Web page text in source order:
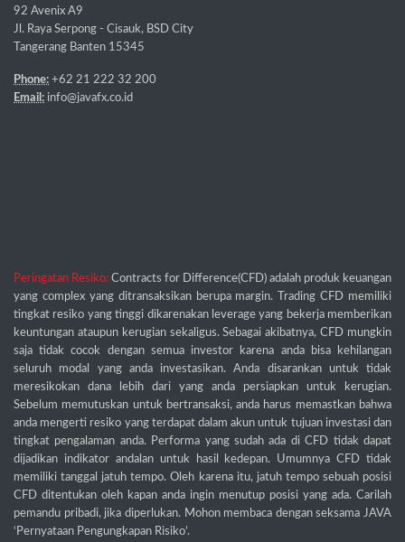
92 Avenix A9
Jl. Raya Serpong - Cisauk, BSD City
Tangerang Banten 15345
Phone: +62 21 222 32 200
Email: info@javafx.co.id
Peringatan Resiko: Contracts for Difference(CFD) adalah produk keuangan
yang complex yang ditransaksikan berupa margin. Trading CFD memiliki
tingkat resiko yang tinggi dikarenakan leverage yang bekerja memberikan
keuntungan ataupun kerugian sekaligus. Sebagai akibatnya, CFD mungkin
saja tidak cocok dengan semua investor karena anda bisa kehilangan
seluruh modal yang anda investasikan. Anda disarankan untuk tidak
meresikokan dana lebih dari yang anda persiapkan untuk kerugian.
Sebelum memutuskan untuk bertransaksi, anda harus memastkan bahwa
anda mengerti resiko yang terdapat dalam akun untuk tujuan investasi dan
tingkat pengalaman anda. Performa yang sudah ada di CFD tidak dapat
dijadikan indikator andalan untuk hasil kedepan. Umumnya CFD tidak
memiliki tanggal jatuh tempo. Oleh karena itu, jatuh tempo sebuah posisi
CFD ditentukan oleh kapan anda ingin menutup posisi yang ada. Carilah
pemandu pribadi, jika diperlukan. Mohon membaca dengan seksama JAVA
‘Pernyataan Pengungkapan Risiko’.